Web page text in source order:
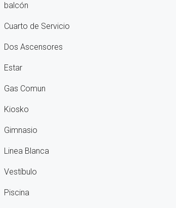
balcón
Cuarto de Servicio
Dos Ascensores
Estar
Gas Comun
Kiosko
Gimnasio
Linea Blanca
Vestíbulo
Piscina